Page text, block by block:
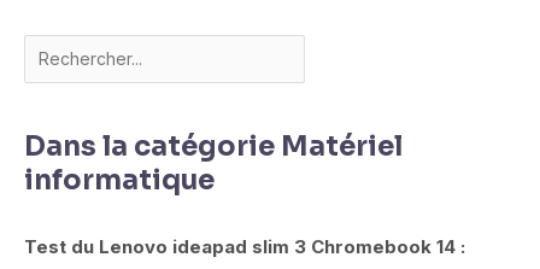
Dans la catégorie Matériel
informatique
Test du Lenovo ideapad slim 3 Chromebook 14 :